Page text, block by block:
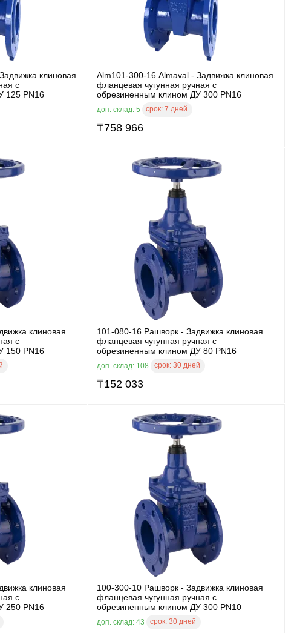
клиновая
с
125 PN16
Alm101-300-16 Almaval - Задвижка клиновая
фланцевая чугунная ручная с
обрезиненным клином ДУ 300 PN16
доп. склад: 5 срок: 7 дней
₸758 966
клиновая
с
150 PN16
101-080-16 Рашворк - Задвижка клиновая
фланцевая чугунная ручная с
обрезиненным клином ДУ 80 PN16
доп. склад: 108 срок: 30 дней
₸152 033
клиновая
с
250 PN16
100-300-10 Рашворк - Задвижка клиновая
фланцевая чугунная ручная с
обрезиненным клином ДУ 300 PN10
доп. склад: 43 срок: 30 дней